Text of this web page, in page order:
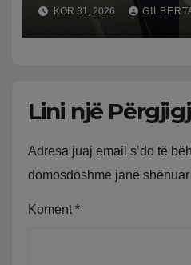
bektashian
KOR 31, 2026
Lini një
Adresa juaj email s’do të
domosdoshme janë
Koment *